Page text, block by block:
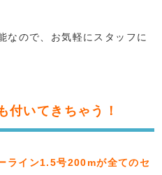
ので、お気軽にスタッフに
付いてきちゃう！
ライン1.5号200mが全てのセ